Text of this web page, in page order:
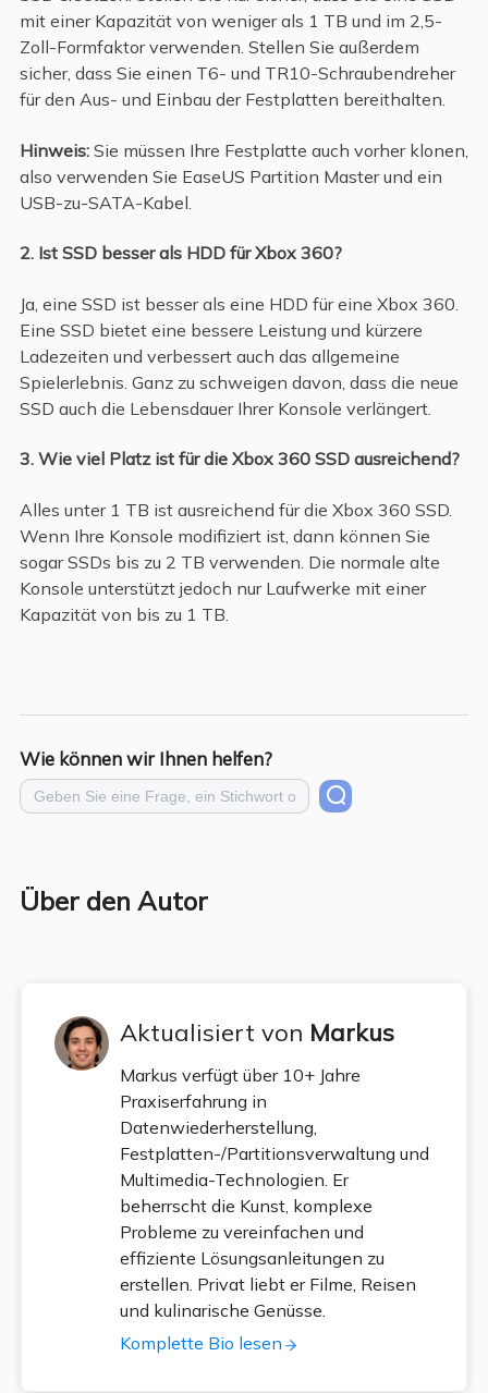
mit einer Kapazität von weniger als 1 TB und im 2,5-
Zoll-Formfaktor verwenden. Stellen Sie außerdem
sicher, dass Sie einen T6- und TR10-Schraubendreher
für den Aus- und Einbau der Festplatten bereithalten.
Hinweis: Sie müssen Ihre Festplatte auch vorher klonen,
also verwenden Sie EaseUS Partition Master und ein
USB-zu-SATA-Kabel.
2. Ist SSD besser als HDD für Xbox 360?
Ja, eine SSD ist besser als eine HDD für eine Xbox 360.
Eine SSD bietet eine bessere Leistung und kürzere
Ladezeiten und verbessert auch das allgemeine
Spielerlebnis. Ganz zu schweigen davon, dass die neue
SSD auch die Lebensdauer Ihrer Konsole verlängert.
3. Wie viel Platz ist für die Xbox 360 SSD ausreichend?
Alles unter 1 TB ist ausreichend für die Xbox 360 SSD.
Wenn Ihre Konsole modifiziert ist, dann können Sie
sogar SSDs bis zu 2 TB verwenden. Die normale alte
Konsole unterstützt jedoch nur Laufwerke mit einer
Kapazität von bis zu 1 TB.
Wie können wir Ihnen helfen?
Über den Autor
Aktualisiert von Markus
Markus verfügt über 10+ Jahre
Praxiserfahrung in
Datenwiederherstellung,
Festplatten-/Partitionsverwaltung und
Multimedia-Technologien. Er
beherrscht die Kunst, komplexe
Probleme zu vereinfachen und
effiziente Lösungsanleitungen zu
erstellen. Privat liebt er Filme, Reisen
und kulinarische Genüsse.
Komplette Bio lesen